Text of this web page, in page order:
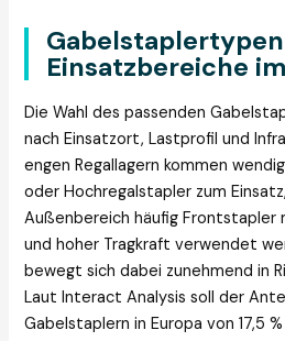
Einsatzbereiche
Die Wahl des passenden
nach Einsatzort, Lastprofil und
engen Regallagern kommen
oder Hochregalstapler zum
Außenbereich häufig Frontstapler
und hoher Tragkraft verwendet
bewegt sich dabei zunehmend in
Laut Interact Analysis soll der
Gabelstaplern in Europa von 17,5